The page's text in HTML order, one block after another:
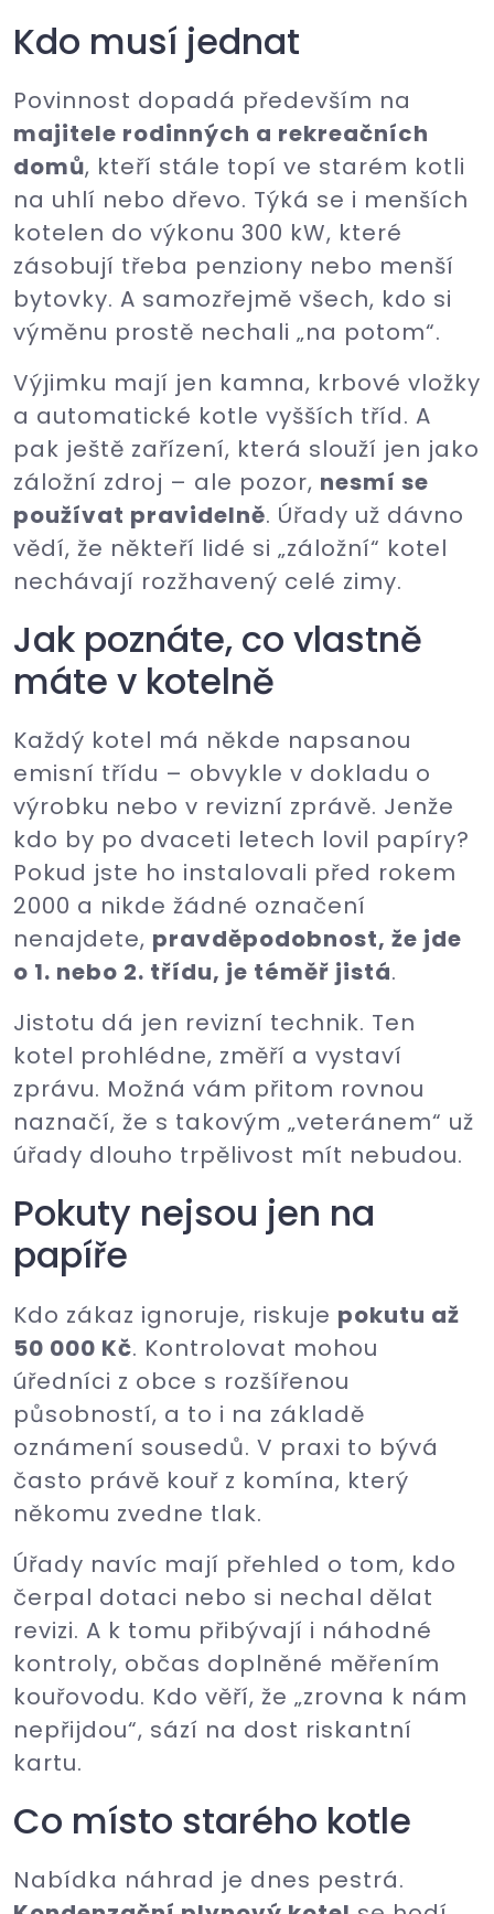
Kdo musí jednat
Povinnost dopadá především na
majitele rodinných a rekreačních
domů, kteří stále topí ve starém kotli
na uhlí nebo dřevo. Týká se i menších
kotelen do výkonu 300 kW, které
zásobují třeba penziony nebo menší
bytovky. A samozřejmě všech, kdo si
výměnu prostě nechali „na potom“.
Výjimku mají jen kamna, krbové vložky
a automatické kotle vyšších tříd. A
pak ještě zařízení, která slouží jen jako
záložní zdroj – ale pozor, nesmí se
používat pravidelně. Úřady už dávno
vědí, že někteří lidé si „záložní“ kotel
nechávají rozžhavený celé zimy.
Jak poznáte, co vlastně
máte v kotelně
Každý kotel má někde napsanou
emisní třídu – obvykle v dokladu o
výrobku nebo v revizní zprávě. Jenže
kdo by po dvaceti letech lovil papíry?
Pokud jste ho instalovali před rokem
2000 a nikde žádné označení
nenajdete, pravděpodobnost, že jde
o 1. nebo 2. třídu, je téměř jistá.
Jistotu dá jen revizní technik. Ten
kotel prohlédne, změří a vystaví
zprávu. Možná vám přitom rovnou
naznačí, že s takovým „veteránem“ už
úřady dlouho trpělivost mít nebudou.
Pokuty nejsou jen na
papíře
Kdo zákaz ignoruje, riskuje pokutu až
50 000 Kč. Kontrolovat mohou
úředníci z obce s rozšířenou
působností, a to i na základě
oznámení sousedů. V praxi to bývá
často právě kouř z komína, který
někomu zvedne tlak.
Úřady navíc mají přehled o tom, kdo
čerpal dotaci nebo si nechal dělat
revizi. A k tomu přibývají i náhodné
kontroly, občas doplněné měřením
kouřovodu. Kdo věří, že „zrovna k nám
nepřijdou“, sází na dost riskantní
kartu.
Co místo starého kotle
Nabídka náhrad je dnes pestrá.